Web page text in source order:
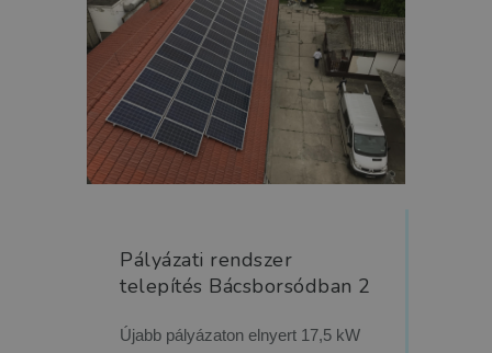
Pályázati rendszer
telepítés Bácsborsódban 2
Újabb pályázaton elnyert 17,5 kW